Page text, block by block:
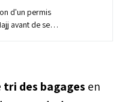
d'un permis
avant de se
de la Charia,
tri des bagages en